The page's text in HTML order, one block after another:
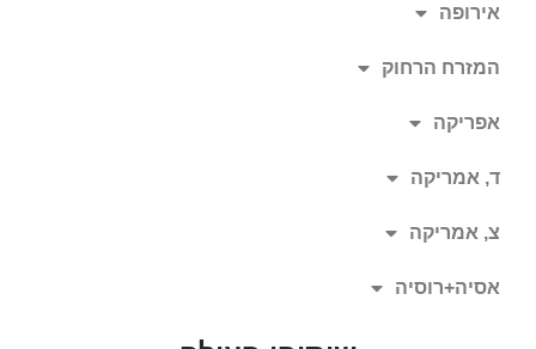
אירופה
המזרח הרחוק
אפריקה
ד, אמריקה
צ, אמריקה
אסיה+רוסיה